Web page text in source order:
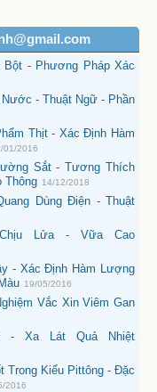
- Phương Pháp Xác
- Thuật Ngữ - Phần
Thịt - Xác Định Hàm
01/2016
Sắt - Tương Thích
Thông 14/12/2018
Dùng Điện - Thuật
Lửa - Vữa Cao
- Xác Định Hàm Lượng
19/05/2016
Vắc Xin Viêm Gan
- Xa Lát Quả Nhiệt
Trong Kiểu Pittông - Đặc
2016